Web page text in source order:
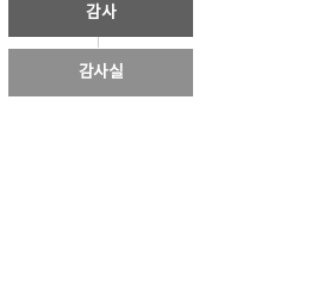
감사
감사실